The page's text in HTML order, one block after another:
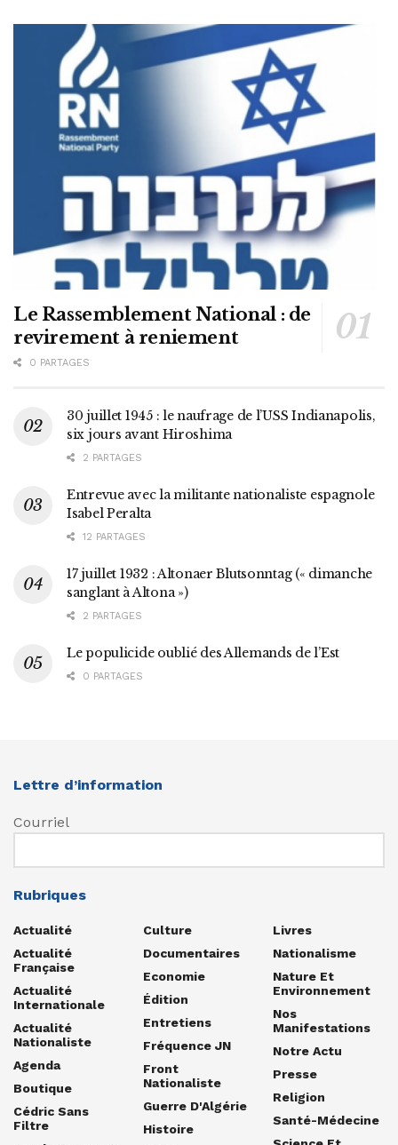
Le Rassemblement National : de
revirement à reniement
0 PARTAGES
30 juillet 1945 : le naufrage de l’USS Indianapolis,
six jours avant Hiroshima
2 PARTAGES
Entrevue avec la militante nationaliste espagnole
Isabel Peralta
12 PARTAGES
17 juillet 1932 : Altonaer Blutsonntag (« dimanche
sanglant à Altona »)
2 PARTAGES
Le populicide oublié des Allemands de l’Est
0 PARTAGES
Lettre d’information
Courriel
Rubriques
Actualité
Actualité
Française
Actualité
Internationale
Actualité
Nationaliste
Agenda
Boutique
Cédric Sans
Filtre
Culture
Documentaires
Economie
Édition
Entretiens
Fréquence JN
Front
Nationaliste
Guerre D'Algérie
Histoire
Livres
Nationalisme
Nature Et
Environnement
Nos
Manifestations
Notre Actu
Presse
Religion
Santé-Médecine